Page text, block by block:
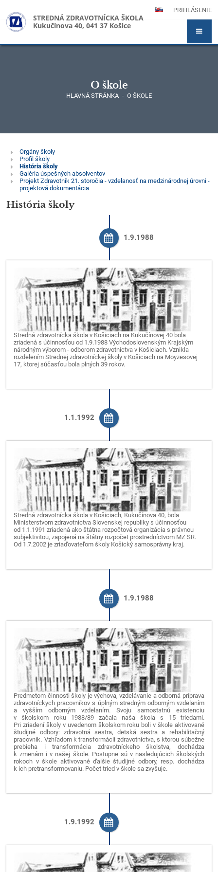
PRIHLÁSENIE
STREDNÁ ZDRAVOTNÍCKA ŠKOLA
Kukučínova 40, 041 37 Košice
O škole
HLAVNÁ STRÁNKA - O ŠKOLE
O
škole
Orgány školy
Profil školy
História školy
Galéria úspešných absolventov
Projekt Zdravotník 21. storočia - vzdelanosť na medzinárodnej úrovni -
projektová dokumentácia
História školy
1.9.1988
Stredná zdravotnícka škola v Košiciach na Kukučínovej 40 bola
zriadená s účinnosťou od 1.9.1988 Východoslovenským Krajským
národným výborom - odborom zdravotníctva v Košiciach. Vznikla
rozdelením Strednej zdravotníckej školy v Košiciach na Moyzesovej
17, ktorej súčasťou bola plných 39 rokov.
1.1.1992
Stredná zdravotnícka škola v Košiciach, Kukučínova 40, bola
Ministerstvom zdravotníctva Slovenskej republiky s účinnosťou
od 1.1.1991 zriadená ako štátna rozpočtová organizácia s právnou
subjektivitou, zapojená na štátny rozpočet prostredníctvom MZ SR.
Od 1.7.2002 je zriaďovateľom školy Košický samosprávny kraj.
1.9.1988
Predmetom činnosti školy je výchova, vzdelávanie a odborná príprava
zdravotníckych pracovníkov s úplným stredným odborným vzdelaním
a vyšším odborným vzdelaním. Svoju samostatnú existenciu
v školskom roku 1988/89 začala naša škola s 15 triedami.
Pri zriadení školy v uvedenom školskom roku boli v škole aktivované
študijné odbory: zdravotná sestra, detská sestra a rehabilitačný
pracovník Vzhľadom k transformácii zdravotníctva, s ktorou súbežne
prebieha i transformácia zdravotníckeho školstva, dochádza
k zmenám i v našej škole. Postupne sú v nasledujúcich školských
rokoch v škole aktivované ďalšie študijné odbory, resp. dochádza
k ich pretransformovaniu. Počet tried v škole sa zvyšuje.
1.9.1992